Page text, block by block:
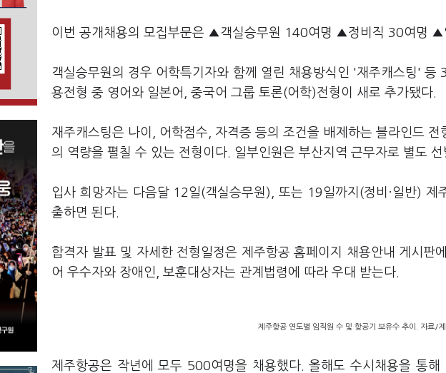
이번 공개채용의 모집부문은 ▲객실승무원 140여명 ▲정비직 30여명 ▲
객실승무원의 경우 어학특기자와 함께 열린 채용방식인 '재주캐스팅' 등
용전형 중 영어와 일본어, 중국어 그룹 토론(어학)전형이 새로 추가됐다.
재주캐스팅은 나이, 어학점수, 자격증 등의 조건을 배제하는 블라인드
의 역량을 펼칠 수 있는 전형이다. 일부인원은 부산지역 근무자로 별도 선
입사 희망자는 다음달 12일(객실승무원), 또는 19일까지(정비·일반) 제
출하면 된다.
합격자 발표 및 자세한 전형일정은 제주항공 홈페이지 채용안내 게시판
어 우수자와 장애인, 보훈대상자는 관계법령에 따라 우대 받는다.
제주항공 연도별 임직원 수 및 항공기 보유수 추이. 자료/
제주항공은 작년에 모두 500여명을 채용했다. 올해도 수시채용을 통